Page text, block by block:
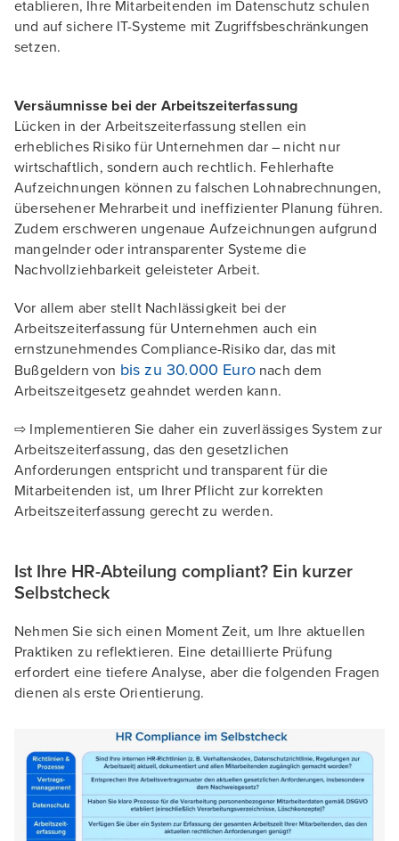
etablieren, Ihre Mitarbeitenden im Datenschutz schulen
und auf sichere IT-Systeme mit Zugriffsbeschränkungen
setzen.
Versäumnisse bei der Arbeitszeiterfassung
Lücken in der Arbeitszeiterfassung stellen ein
erhebliches Risiko für Unternehmen dar – nicht nur
wirtschaftlich, sondern auch rechtlich. Fehlerhafte
Aufzeichnungen können zu falschen Lohnabrechnungen,
übersehener Mehrarbeit und ineffizienter Planung führen.
Zudem erschweren ungenaue Aufzeichnungen aufgrund
mangelnder oder intransparenter Systeme die
Nachvollziehbarkeit geleisteter Arbeit.
Vor allem aber stellt Nachlässigkeit bei der
Arbeitszeiterfassung für Unternehmen auch ein
ernstzunehmendes Compliance-Risiko dar, das mit
Bußgeldern von bis zu 30.000 Euronach dem
Arbeitszeitgesetz geahndet werden kann.
⇨ Implementieren Sie daher ein zuverlässiges System zur
Arbeitszeiterfassung, das den gesetzlichen
Anforderungen entspricht und transparent für die
Mitarbeitenden ist, um Ihrer Pflicht zur korrekten
Arbeitszeiterfassung gerecht zu werden.
Ist Ihre HR-Abteilung compliant? Ein kurzer
Selbstcheck
Nehmen Sie sich einen Moment Zeit, um Ihre aktuellen
Praktiken zu reflektieren. Eine detaillierte Prüfung
erfordert eine tiefere Analyse, aber die folgenden Fragen
dienen als erste Orientierung.